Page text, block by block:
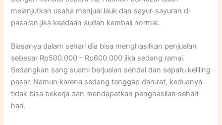
melanjutkan usaha menjual lauk dan sayur-sayuran di
pasaran jika keadaan sudah kembali normal.
Biasanya dalam sehari dia bisa menghasilkan penjualan
sebesar Rp500.000 – Rp600.000 jika sedang ramai.
Sedangkan sang suami berjualan sendal dan sepatu keliling
pasar. Namun karena sedang tanggap darurat, keduanya
tidak bisa bekerja dan mendapatkan penghasilan sehari-
hari.